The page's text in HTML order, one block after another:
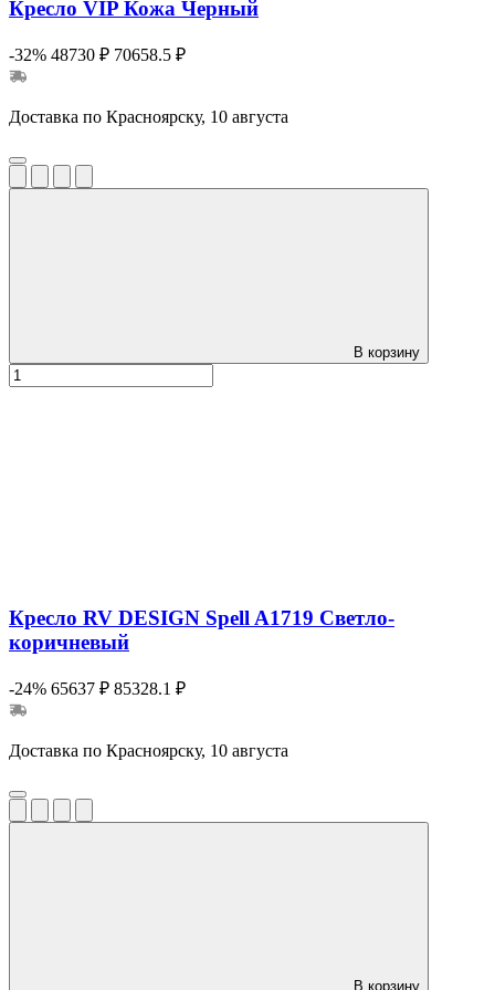
Кресло VIP Кожа Черный
-32% 48730 ₽ 70658.5 ₽
Доставка по Красноярску, 10 августа
В корзину
Кресло RV DESIGN Spell A1719 Светло-
коричневый
-24% 65637 ₽ 85328.1 ₽
Доставка по Красноярску, 10 августа
В корзину